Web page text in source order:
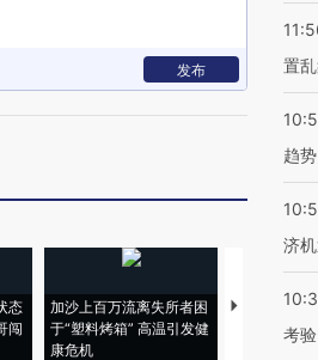
发布
态
闯
加沙上百万流离失所者困
于“塑料烤箱” 高温引发健
康危机
马航飞行员
粒摇头丸 尿
置
趋势
济
考验